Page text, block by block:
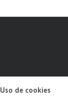
Uso de cookies